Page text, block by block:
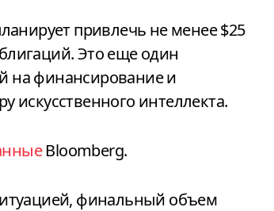
Это еще один
на финансирование и
искусственного интеллекта.
Bloomberg.
финальный объем